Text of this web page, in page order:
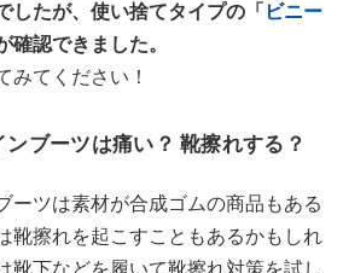
したが、使い捨てタイプの「 ビニー
確認できました。
みてください！
ブーツは痛い？ 靴擦れする？
ーツは素材が合成ゴムの商品もある
靴擦れを起こすこともあるかもしれ